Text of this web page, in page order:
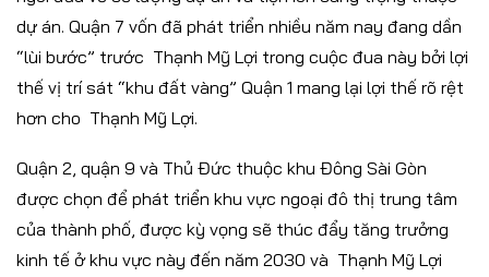
dự án. Quận 7 vốn đã phát triển nhiều năm nay đang dần
“lùi bước” trước Thạnh Mỹ Lợi trong cuộc đua này bởi lợi
thế vị trí sát “khu đất vàng” Quận 1 mang lại lợi thế rõ rệt
hơn cho Thạnh Mỹ Lợi.
Quận 2, quận 9 và Thủ Đức thuộc khu Đông Sài Gòn
được chọn để phát triển khu vực ngoại đô thị trung tâm
của thành phố, được kỳ vọng sẽ thúc đẩy tăng trưởng
kinh tế ở khu vực này đến năm 2030 và Thạnh Mỹ Lợi